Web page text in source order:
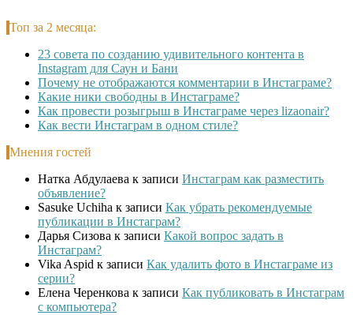
Топ за 2 месяца:
23 совета по созданию удивительного контента в
Instagram для Саун и Бани
Почему не отображаются комментарии в Инстаграме?
Какие ники свободны в Инстаграме?
Как провести розыгрыш в Инстаграме через lizaonair?
Как вести Инстаграм в одном стиле?
Мнения гостей
Натка Абдулаева к записи Инстаграм как разместить
объявление?
Sasuke Uchiha к записи Как убрать рекомендуемые
публикации в Инстаграм?
Дарья Сизова к записи Какой вопрос задать в
Инстаграм?
Vika Aspid к записи Как удалить фото в Инстаграме из
серии?
Елена Черенкова к записи Как публиковать в Инстаграм
с компьютера?